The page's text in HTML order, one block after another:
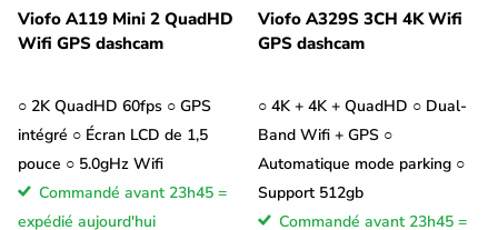
Viofo A119 Mini 2 QuadHD
Wifi GPS dashcam
○ 2K QuadHD 60fps ○ GPS
intégré ○ Écran LCD de 1,5
pouce ○ 5.0gHz Wifi
Commandé avant 23h45 =
expédié aujourd'hui
Viofo A329S 3CH 4K Wifi
GPS dashcam
○ 4K + 4K + QuadHD ○ Dual-
Band Wifi + GPS ○
Automatique mode parking ○
Support 512gb
Commandé avant 23h45 =